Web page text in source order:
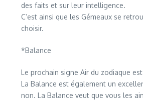
des faits et sur leur intelligence.
C’est ainsi que les Gémeaux se
choisir.
*Balance
Le prochain signe Air du zodiaque
La Balance est également un
non. La Balance veut que vous les